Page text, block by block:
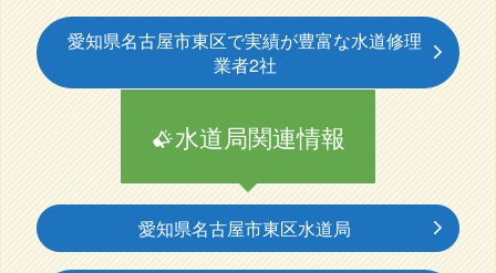
愛知県名古屋市東区で実績が豊富な水道修理
業者2社
水道局関連情報
愛知県名古屋市東区水道局